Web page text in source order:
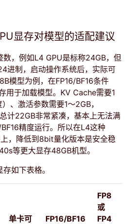
显存对模型的适配建议
数，例如L4 GPU是标称24GB，但
进制，启动操作系统后，实际可
模型为例，在FP16/BF16条件
用于加载模型。KV Cache需要1
、激活参数需要1～2GB，
计22GB非常紧凑，基本上无法满
精度运行。所以在L4这种
，降低到8bit量化版本是安全稳
等更大显存48GB机型。
如下表格。
单卡可
FP16/BF16
FP8
或
FP4